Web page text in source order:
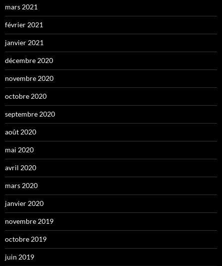
mars 2021
février 2021
janvier 2021
décembre 2020
novembre 2020
octobre 2020
septembre 2020
août 2020
mai 2020
avril 2020
mars 2020
janvier 2020
novembre 2019
octobre 2019
juin 2019